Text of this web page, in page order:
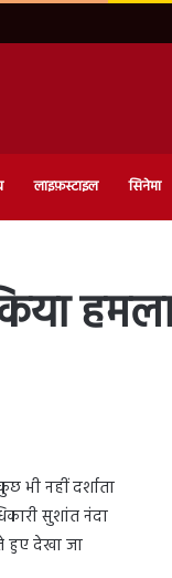
लाइफ़स्टाइल सिनेमा
नहीं दर्शाता
सुशांत नंदा
हुए देखा जा